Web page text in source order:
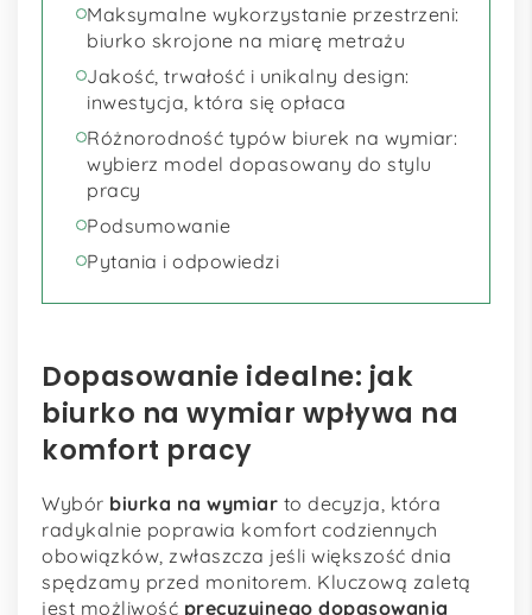
Maksymalne wykorzystanie przestrzeni:
biurko skrojone na miarę metrażu
Jakość, trwałość i unikalny design:
inwestycja, która się opłaca
Różnorodność typów biurek na wymiar:
wybierz model dopasowany do stylu
pracy
Podsumowanie
Pytania i odpowiedzi
Dopasowanie idealne: jak
biurko na wymiar wpływa na
komfort pracy
Wybór biurka na wymiar to decyzja, która
radykalnie poprawia komfort codziennych
obowiązków, zwłaszcza jeśli większość dnia
spędzamy przed monitorem. Kluczową zaletą
jest możliwość precyzyjnego dopasowania